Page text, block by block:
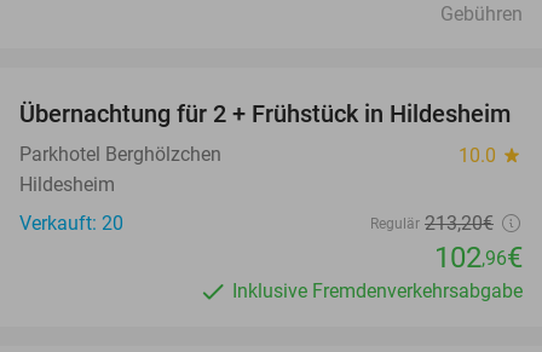
Gebühren
52%
Übernachtung für 2 + Frühstück in Hildesheim
Parkhotel Berghölzchen 10.0 star
Hildesheim
Verkauft: 20
Regulär 213,20€
102,96€
Inklusive Fremdenverkehrsabgabe